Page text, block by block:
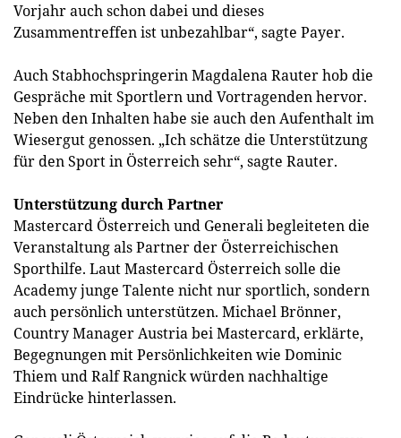
Vorjahr auch schon dabei und dieses
Zusammentreffen ist unbezahlbar“, sagte Payer.
Auch Stabhochspringerin Magdalena Rauter hob die
Gespräche mit Sportlern und Vortragenden hervor.
Neben den Inhalten habe sie auch den Aufenthalt im
Wiesergut genossen. „Ich schätze die Unterstützung
für den Sport in Österreich sehr“, sagte Rauter.
Unterstützung durch Partner
Mastercard Österreich und Generali begleiteten die
Veranstaltung als Partner der Österreichischen
Sporthilfe. Laut Mastercard Österreich solle die
Academy junge Talente nicht nur sportlich, sondern
auch persönlich unterstützen. Michael Brönner,
Country Manager Austria bei Mastercard, erklärte,
Begegnungen mit Persönlichkeiten wie Dominic
Thiem und Ralf Rangnick würden nachhaltige
Eindrücke hinterlassen.